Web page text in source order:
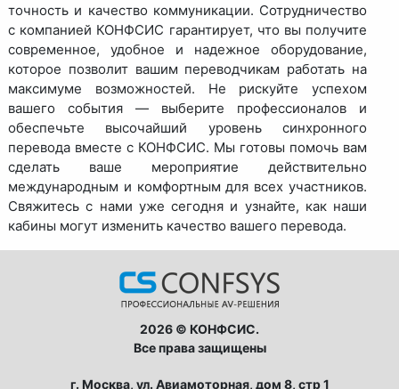
точность и качество коммуникации. Сотрудничество
с компанией КОНФСИС гарантирует, что вы получите
современное, удобное и надежное оборудование,
которое позволит вашим переводчикам работать на
максимуме возможностей. Не рискуйте успехом
вашего события — выберите профессионалов и
обеспечьте высочайший уровень синхронного
перевода вместе с КОНФСИС. Мы готовы помочь вам
сделать ваше мероприятие действительно
международным и комфортным для всех участников.
Свяжитесь с нами уже сегодня и узнайте, как наши
кабины могут изменить качество вашего перевода.
2026 © КОНФСИС.
Все права защищены
г. Москва, ул. Авиамоторная, дом 8, стр 1